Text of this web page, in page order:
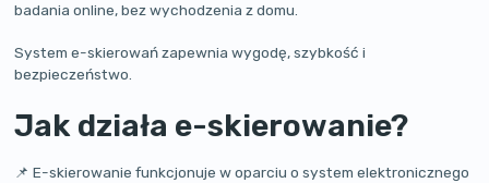
badania online, bez wychodzenia z domu.
System e-skierowań zapewnia wygodę, szybkość i
bezpieczeństwo.
Jak działa e-skierowanie?
📌 E-skierowanie funkcjonuje w oparciu o system elektronicznego